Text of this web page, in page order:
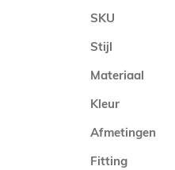
SKU
Stijl
Materiaal
Kleur
Afmetingen
Fitting